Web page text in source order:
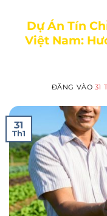
Dự Án Tín
Việt Nam:
ĐĂNG VÀO 31
31
Th1